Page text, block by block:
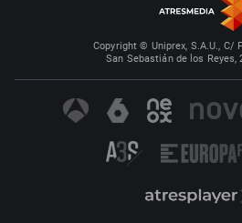
Copyright © Uniprex, S.A.U., C/
San Sebastián de los Reyes,